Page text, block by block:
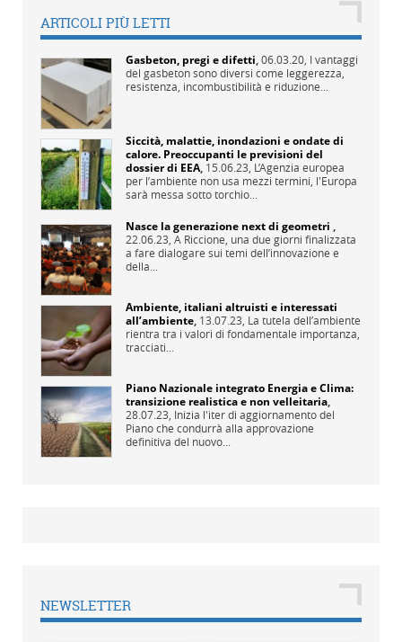
ARTICOLI PIÙ LETTI
Gasbeton, pregi e difetti,06.03.20, I vantaggi
del gasbeton sono diversi come leggerezza,
resistenza, incombustibilità e riduzione...
Siccità, malattie, inondazioni e ondate di
calore. Preoccupanti le previsioni del
dossier di EEA, 15.06.23, L’Agenzia europea
per l’ambiente non usa mezzi termini, l'Europa
sarà messa sotto torchio...
Nasce la generazione next di geometri ,
22.06.23, A Riccione, una due giorni finalizzata
a fare dialogare sui temi dell’innovazione e
della...
Ambiente, italiani altruisti e interessati
all’ambiente, 13.07.23, La tutela dell’ambiente
rientra tra i valori di fondamentale importanza,
tracciati...
Piano Nazionale integrato Energia e Clima:
transizione realistica e non velleitaria,
28.07.23, Inizia l'iter di aggiornamento del
Piano che condurrà alla approvazione
definitiva del nuovo...
NEWSLETTER